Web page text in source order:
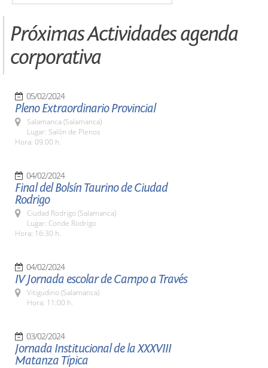
Próximas Actividades agenda
corporativa
05/02/2024
Pleno Extraordinario Provincial
Salamanca (Salamanca)
Lugar: Salón de Plenos
Hora: 09.00 h.
04/02/2024
Final del Bolsín Taurino de Ciudad
Rodrigo
Ciudad Rodrigo (Salamanca)
Lugar: Conde Rodrigo
Hora: 16:30 h.
04/02/2024
IV Jornada escolar de Campo a Través
Vitigudino (Salamanca)
Hora: 11:00 h.
03/02/2024
Jornada Institucional de la XXXVIII
Matanza Típica